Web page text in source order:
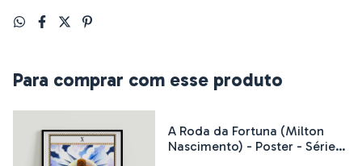
Para comprar com esse produto
A Roda da Fortuna (Milton
Nascimento) - Poster - Série